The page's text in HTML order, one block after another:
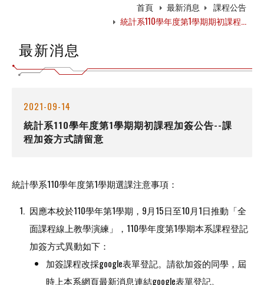
首頁 最新消息
課程公告
統計系110學年度第1學期期初課程...
最新消息
2021-09-14
統計系110學年度第1學期期初課程加簽公告--課
程加簽方式請留意
統計學系110學年度第1學期選課注意事項：
因應本校於110學年第1學期，9月15日至10月1日推動「全
面課程線上教學演練」，110學年度第1學期本系課程登記
加簽方式異動如下：
加簽課程改採google表單登記。請欲加簽的同學，屆
時上本系網頁最新消息連結google表單登記。